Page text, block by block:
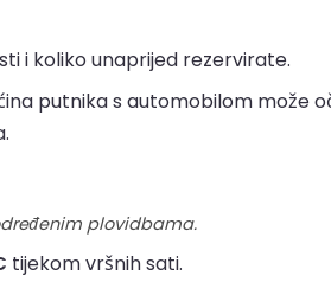
i koliko unaprijed rezervirate.
putnika s automobilom može
plovidbama.
tijekom vršnih sati.